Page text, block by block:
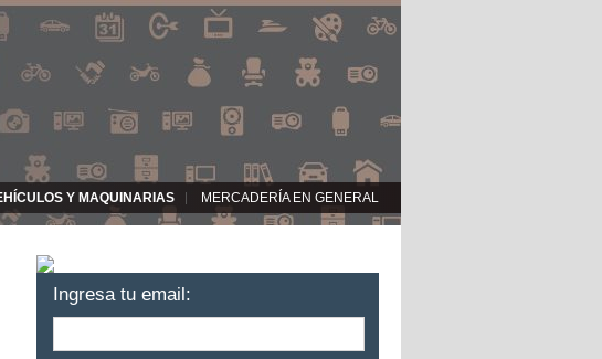
Y MAQUINARIAS MERCADERÍA EN GENERAL
Ingresa tu email: